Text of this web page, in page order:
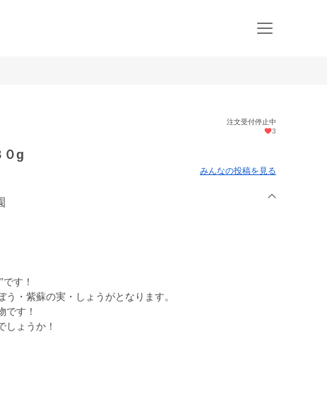
注文受付停止中
3
０g
みんなの投稿を見る
す！
・紫蘇の実・しょうがとなります。
です！
しょうか！